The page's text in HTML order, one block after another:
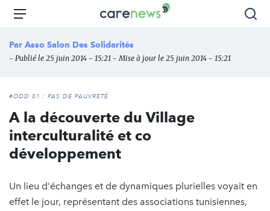
Aller
principal
Carenews,
média
des
l'engagement
Menu
Par Asso Salon Des Solidarités
- Publié le 25 juin 2014 - 15:21 - Mise à jour le 25 juin 2014 - 15:21
#ODD 01 : PAS DE PAUVRETÉ
A la découverte du Village
interculturalité et co
développement
Un lieu d'échanges et de dynamiques plurielles voyait en
effet le jour, représentant des associations tunisiennes,